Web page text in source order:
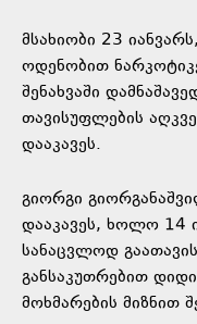
მსახიობი 23
ოდენობით
შენახვაში
თავისუფლების
დააკავეს.
გიორგი
დააკავეს, ხოლო 14
სანაცვლოდ
განსაკუთრებით
მოხმარების მიზნით